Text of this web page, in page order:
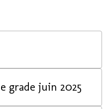
inscription Passage de grade juin 2025